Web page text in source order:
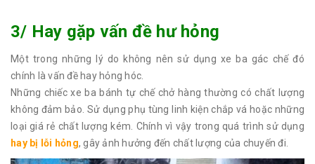
3/ Hay gặp vấn đề hư hỏng
Một trong những lý do không nên sử dụng xe ba gác chế đó
chính là vấn đề hay hỏng hóc.
Những chiếc xe ba bánh tự chế chở hàng thường có chất lượng
không đảm bảo. Sử dụng phụ tùng linh kiện chắp vá hoặc những
loại giá rẻ chất lượng kém. Chính vì vậy trong quá trình sử dụng
hay bị lỗi hỏng, gây ảnh hưởng đến chất lượng của chuyến đi.